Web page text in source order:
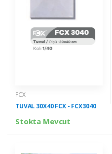
FCX
TUVAL 30X40 FCX - FCX3040
Stokta Mevcut